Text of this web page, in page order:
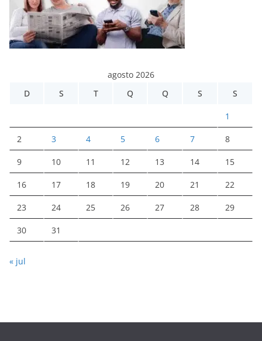
agosto 2026
D
S T Q Q S S
1
2 3 4 5 6 7 8
9 10 11 12 13 14 15
16 17 18 19 20 21 22
23 24 25 26 27 28 29
30 31
« jul